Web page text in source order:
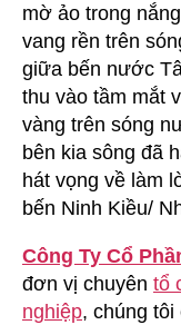
mờ ảo trong
vang rền trên
giữa bến nước
thu vào tầm mắt
vàng trên sóng
bên kia sông đã
hát vọng về làm
bến Ninh Kiều/
Công Ty Cổ
đơn vị chuyên tổ
nghiệp, chúng